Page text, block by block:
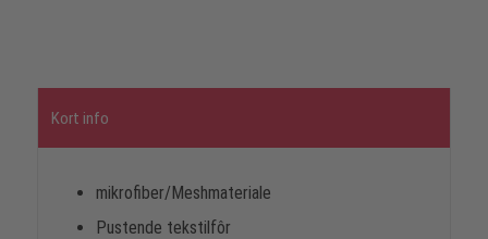
Kort info
mikrofiber/Meshmateriale
Pustende tekstilfôr